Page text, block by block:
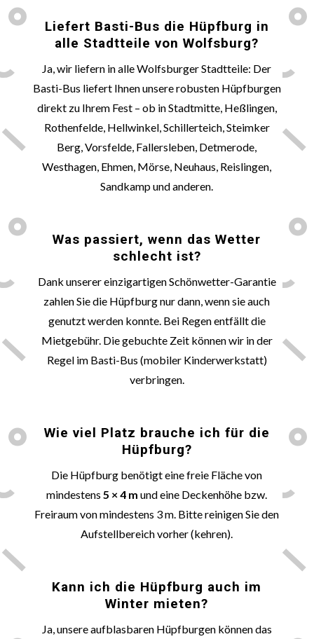
Liefert Basti-Bus die Hüpfburg in
alle Stadtteile vonWolfsburg?
Ja, wir liefern in alle Wolfsburger Stadtteile: Der
Basti-Bus liefert Ihnen unsere robusten Hüpfburgen
direkt zu Ihrem Fest – ob in Stadtmitte, Heßlingen,
Rothenfelde, Hellwinkel, Schillerteich, Steimker
Berg, Vorsfelde, Fallersleben, Detmerode,
Westhagen, Ehmen, Mörse, Neuhaus, Reislingen,
Sandkamp und anderen.
Was passiert, wenn das Wetter
schlecht ist?
Dank unserer einzigartigenSchönwetter-Garantie
zahlen Sie die Hüpfburg nur dann, wenn sie auch
genutzt werden konnte. Bei Regen entfällt die
Mietgebühr. Die gebuchte Zeit können wir in der
Regel im Basti-Bus (mobiler Kinderwerkstatt)
verbringen.
Wie viel Platz brauche ich für die
Hüpfburg?
Die Hüpfburg benötigt eine freie Fläche von
mindestens 5 × 4 m und eine Deckenhöhe bzw.
Freiraum von mindestens 3 m. Bitte reinigen Sie den
Aufstellbereich vorher (kehren).
Kann ich die Hüpfburg auch im
Winter mieten?
Ja, unsere aufblasbaren Hüpfburgen können das